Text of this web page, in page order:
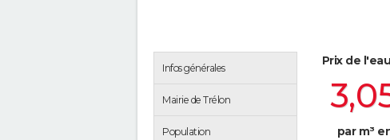
Infos générales
Mairie de Trélon
Population
Prix de
par m³